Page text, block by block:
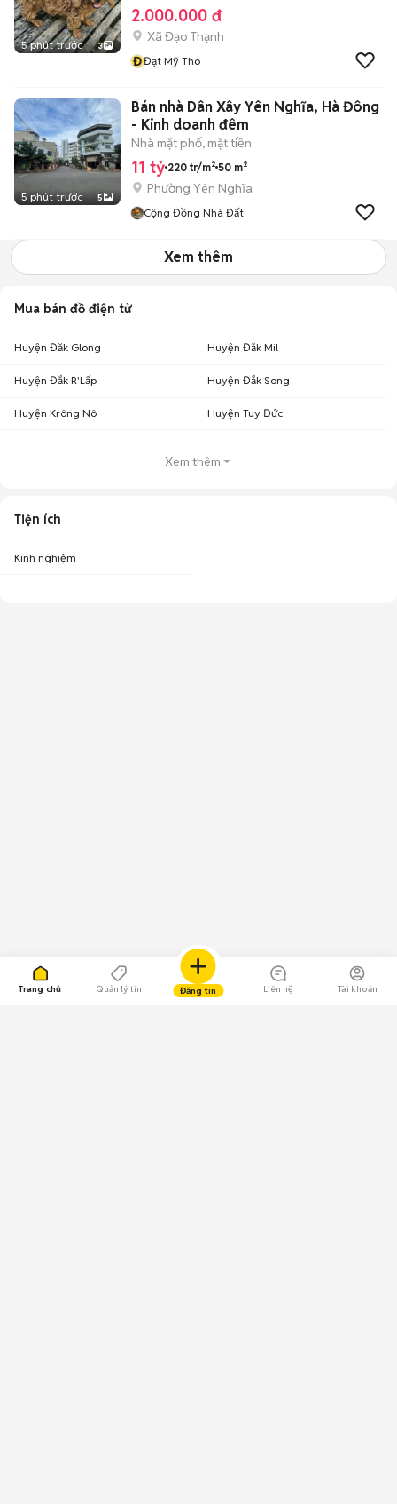
Trang chủ Quản lý tin Đăng tin Liên hệ Tài khoản
5 phút trước 3
2.000.000 đ
Xã Đạo Thạnh
ĐĐạt Mỹ Tho
5 phút trước 5
Bán nhà Dân Xây Yên Nghĩa, Hà Đông
- Kinh doanh đêm
Nhà mặt phố, mặt tiền
11 tỷ 220 tr/m² 50 m²
Phường Yên Nghĩa
Cộng Đồng Nhà Đất
Xem thêm
Mua bán đồ điện tử
Huyện Đăk Glong Huyện Đắk Mil
Huyện Đắk R'Lấp Huyện Đắk Song
Huyện Krông Nô Huyện Tuy Đức
Xem thêm
Tiện ích
Kinh nghiệm